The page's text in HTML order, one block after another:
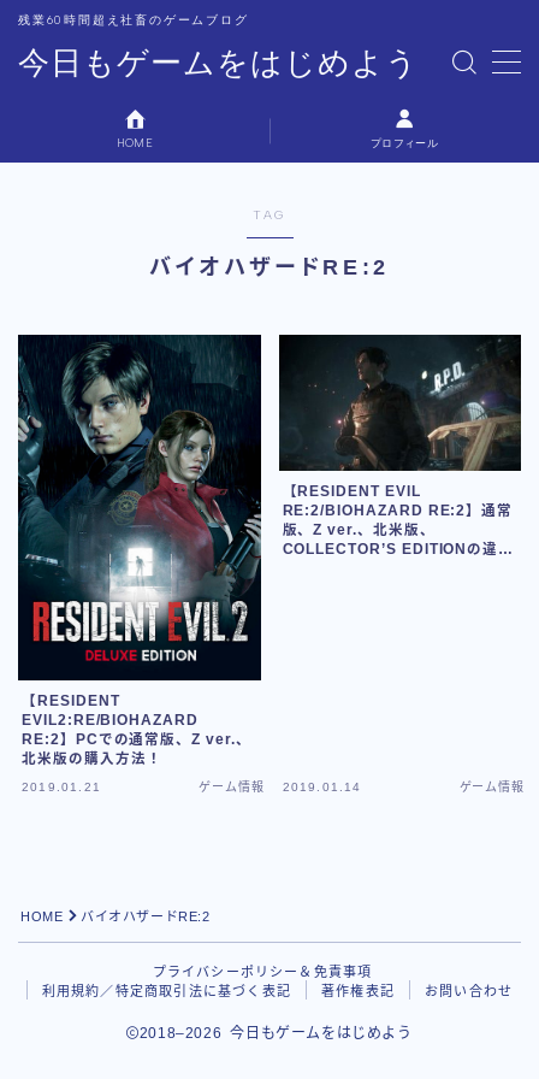
今日もゲームをはじめよう
残業60時間超え社畜のゲームブログ
MENU
プロフィール
HOME プロフィール
TAG
バイオハザードRE:2
【RESIDENT
EVIL2:RE/BIOHAZARD
RE:2】PCでの通常版、Z ver.、
北米版の購入方法！
2019.01.21 ゲーム情報
【RESIDENT EVIL
RE:2/BIOHAZARD RE:2】通常
版、Z ver.、北米版、
COLLECTOR’S EDITIONの違い
2019.01.14 ゲーム情報
HOME バイオハザードRE:2
プライバシーポリシー＆免責事項
利用規約／特定商取引法に基づく表記
著作権表記 お問い合わせ
2018–2026 今日もゲームをはじめよう